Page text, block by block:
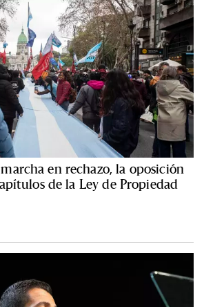
en rechazo, la oposición
de la Ley de Propiedad